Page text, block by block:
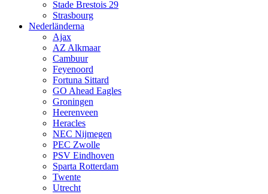
Stade Brestois 29
Strasbourg
Nederländerna
Ajax
AZ Alkmaar
Cambuur
Feyenoord
Fortuna Sittard
GO Ahead Eagles
Groningen
Heerenveen
Heracles
NEC Nijmegen
PEC Zwolle
PSV Eindhoven
Sparta Rotterdam
Twente
Utrecht